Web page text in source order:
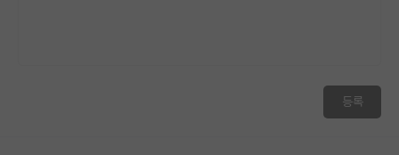
등록